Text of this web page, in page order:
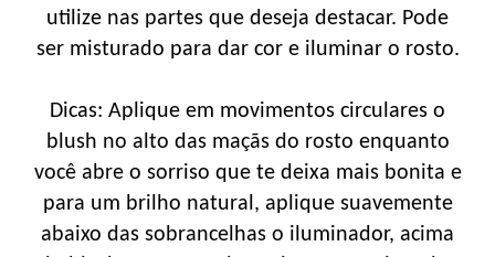
utilize nas partes que deseja destacar. Pode
ser misturado para dar cor e iluminar o rosto.
Dicas: Aplique em movimentos circulares o
blush no alto das maçãs do rosto enquanto
você abre o sorriso que te deixa mais bonita e
para um brilho natural, aplique suavemente
abaixo das sobrancelhas o iluminador, acima